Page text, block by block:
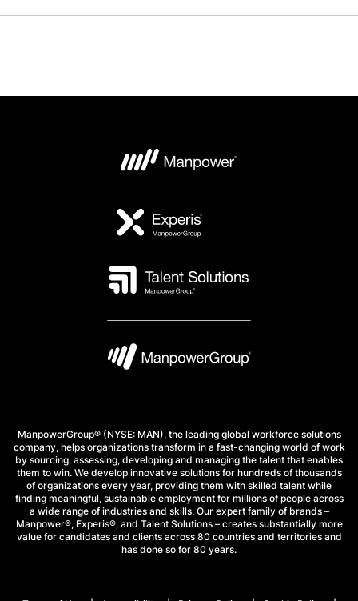
ManpowerGroup® (NYSE: MAN), the leading global workforce solutions
company, helps organizations transform in a fast-changing world of work
by sourcing, assessing, developing and managing the talent that enables
them to win. We develop innovative solutions for hundreds of thousands
of organizations every year, providing them with skilled talent while
finding meaningful, sustainable employment for millions of people across
a wide range of industries and skills. Our expert family of brands –
Manpower®, Experis®, and Talent Solutions – creates substantially more
value for candidates and clients across 80 countries and territories and
has done so for 80 years.